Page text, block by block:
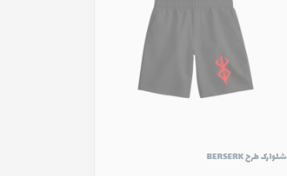
شلوارک طرح BERSERK